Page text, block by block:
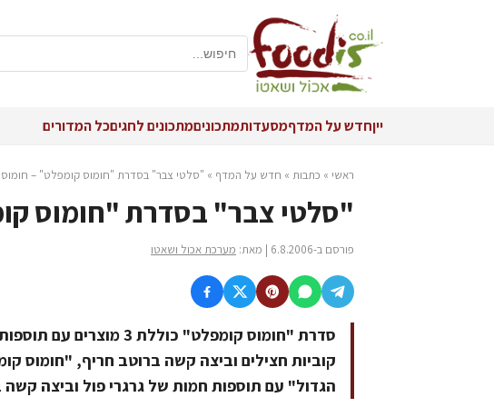
ייןחדש על המדףמסעדותמתכוניםמתכונים לחגיםכל המדורים
ראשי » כתבות » חדש על המדף » "סלטי צבר" בסדרת "חומוס קומפלט" –
"סלטי צבר" בסדרת "חומוס
פורסם ב-6.8.2006 | מאת: מערכת אכול ושאטו
סדרת "חומוס קומפלט"
קוביות חצילים וביצה קשה ברוטב חריף, "חומוס
הגדול" עם תוספות חמות של גרגרי פול וביצה קשה